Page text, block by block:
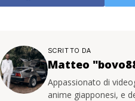
SCRITTO DA
Matteo
Appassionato di
anime giapponesi, e